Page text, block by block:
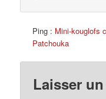
Ping : Mini-kouglofs
Patchouka
Laisser